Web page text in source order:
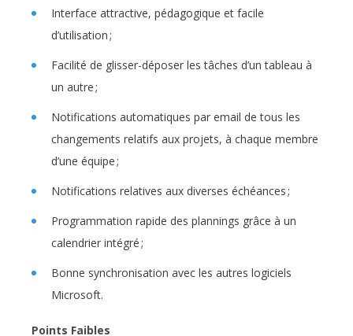
Interface attractive, pédagogique et facile
d’utilisation ;
Facilité de glisser-déposer les tâches d’un tableau à
un autre ;
Notifications automatiques par email de tous les
changements relatifs aux projets, à chaque membre
d’une équipe ;
Notifications relatives aux diverses échéances ;
Programmation rapide des plannings grâce à un
calendrier intégré ;
Bonne synchronisation avec les autres logiciels
Microsoft.
Points Faibles